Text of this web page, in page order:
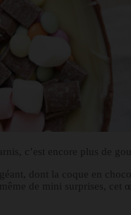
c’est encore plus de
dont la coque en
de mini surprises,